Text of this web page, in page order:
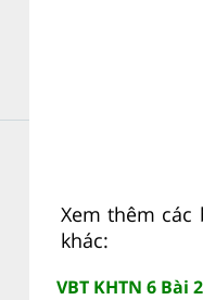
Xem thêm
khác:
VBT KHTN 6